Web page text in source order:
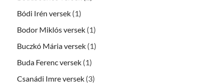
Bódi Irén versek (1)
Bodor Miklós versek (1)
Buczkó Mária versek (1)
Buda Ferenc versek (1)
Csanádi Imre versek (3)